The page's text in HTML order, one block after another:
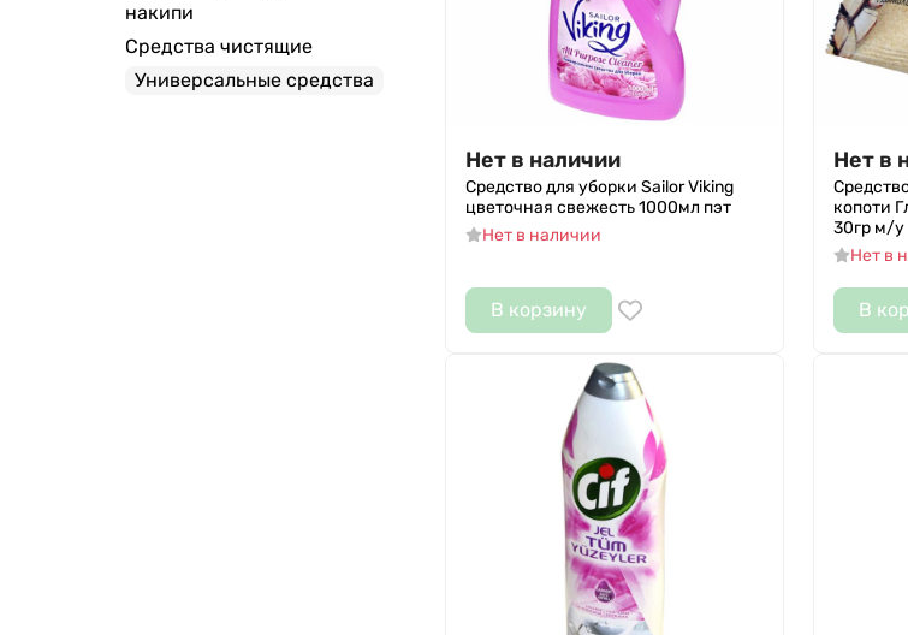
накипи
Средства чистящие
Универсальные средства
Нет в наличии
Средство для уборки Sailor Viking
цветочная свежесть 1000мл пэт
Нет в наличии
В корзину
Нет в
копоти
30гр м/у
Нет в
В